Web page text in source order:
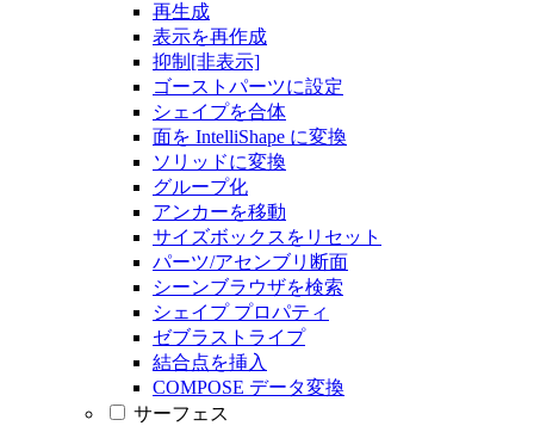
再生成
表示を再作成
抑制[非表示]
ゴーストパーツに設定
シェイプを合体
面を IntelliShape に変換
ソリッドに変換
グループ化
アンカーを移動
サイズボックスをリセット
パーツ/アセンブリ断面
シーンブラウザを検索
シェイプ プロパティ
ゼブラストライプ
結合点を挿入
COMPOSE データ変換
サーフェス